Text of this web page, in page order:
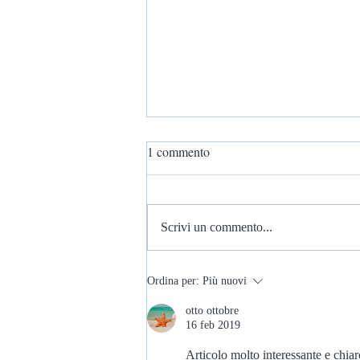
DIARIO DELLA SADHANA
1 commento
Scrivi un commento...
Ordina per: Più nuovi
otto ottobre
16 feb 2019
Articolo molto interessante e